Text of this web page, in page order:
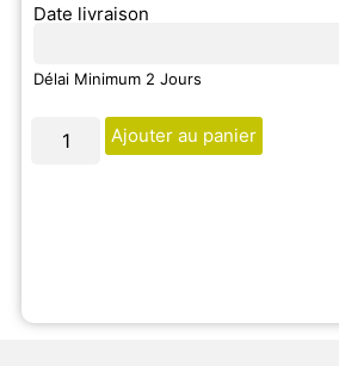
Date livraison
Délai Minimum 2 Jours
Ajouter au panier